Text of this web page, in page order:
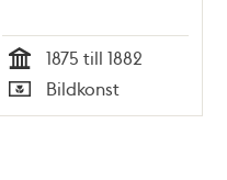
Tid
1875 till 1882
Typ
Bildkonst